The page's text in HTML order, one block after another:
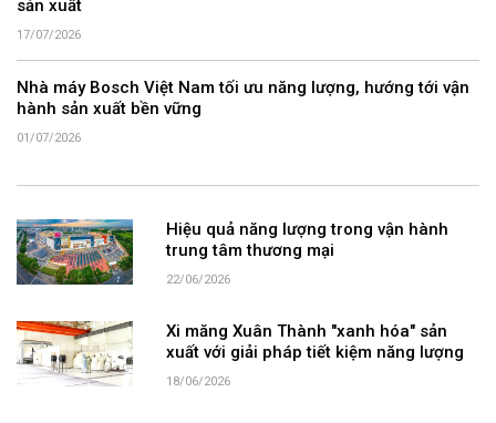
sản xuất
17/07/2026
Nhà máy Bosch Việt Nam tối ưu năng lượng, hướng tới vận
hành sản xuất bền vững
01/07/2026
Hiệu quả năng lượng trong vận hành
trung tâm thương mại
22/06/2026
Xi măng Xuân Thành "xanh hóa" sản
xuất với giải pháp tiết kiệm năng lượng
18/06/2026